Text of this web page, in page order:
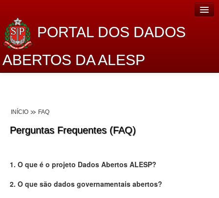
PORTAL DOS DADOS
ABERTOS DA ALESP
Lei de Acesso à Informação
INÍCIO FAQ
Perguntas Frequentes (FAQ)
1. O que é o projeto Dados Abertos ALESP?
2. O que são dados governamentais abertos?